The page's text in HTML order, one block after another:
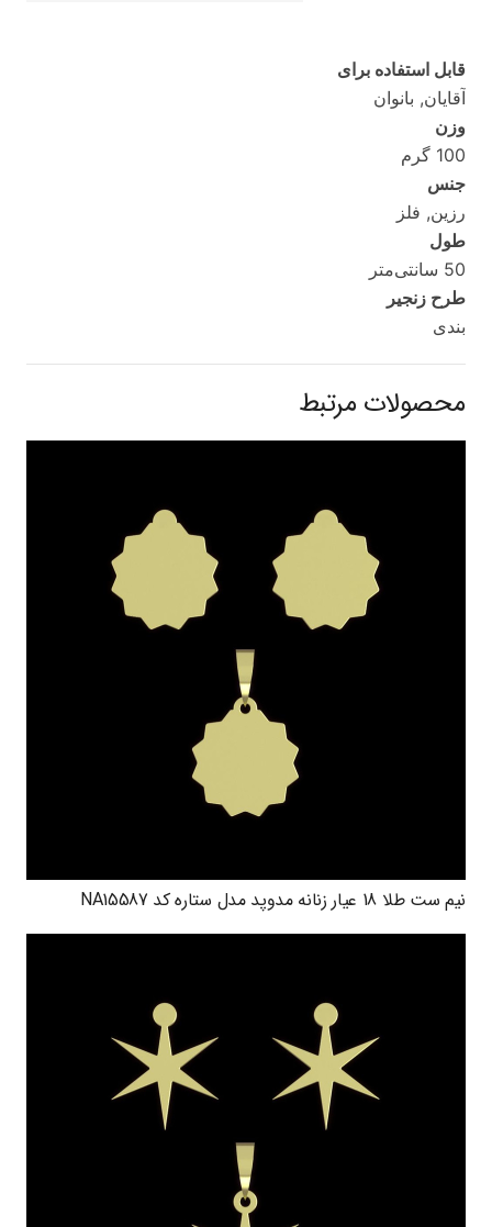
قابل استفاده برای
آقایان, بانوان
وزن
100 گرم
جنس
رزین, فلز
طول
50 سانتی‌متر
طرح زنجیر
بندی
محصولات مرتبط
نیم ست طلا 18 عیار زنانه مدوپد مدل ستاره کد NA15587